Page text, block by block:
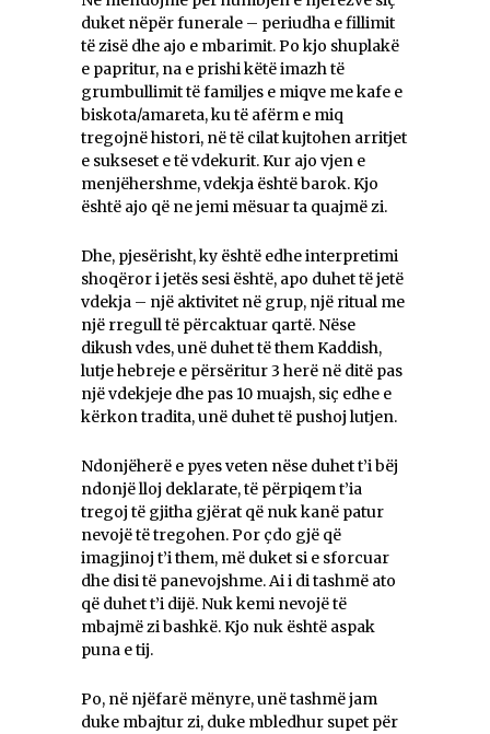
duket nëpër funerale – periudha e fillimit
të zisë dhe ajo e mbarimit. Po kjo shuplakë
e papritur, na e prishi këtë imazh të
grumbullimit të familjes e miqve me kafe e
biskota/amareta, ku të afërm e miq
tregojnë histori, në të cilat kujtohen arritjet
e sukseset e të vdekurit. Kur ajo vjen e
menjëhershme, vdekja është barok. Kjo
është ajo që ne jemi mësuar ta quajmë zi.
Dhe, pjesërisht, ky është edhe interpretimi
shoqëror i jetës sesi është, apo duhet të jetë
vdekja – një aktivitet në grup, një ritual me
një rregull të përcaktuar qartë. Nëse
dikush vdes, unë duhet të them Kaddish,
lutje hebreje e përsëritur 3 herë në ditë pas
një vdekjeje dhe pas 10 muajsh, siç edhe e
kërkon tradita, unë duhet të pushoj lutjen.
Ndonjëherë e pyes veten nëse duhet t’i bëj
ndonjë lloj deklarate, të përpiqem t’ia
tregoj të gjitha gjërat që nuk kanë patur
nevojë të tregohen. Por çdo gjë që
imagjinoj t’i them, më duket si e sforcuar
dhe disi të panevojshme. Ai i di tashmë ato
që duhet t’i dijë. Nuk kemi nevojë të
mbajmë zi bashkë. Kjo nuk është aspak
puna e tij.
Po, në njëfarë mënyre, unë tashmë jam
duke mbajtur zi, duke mbledhur supet për